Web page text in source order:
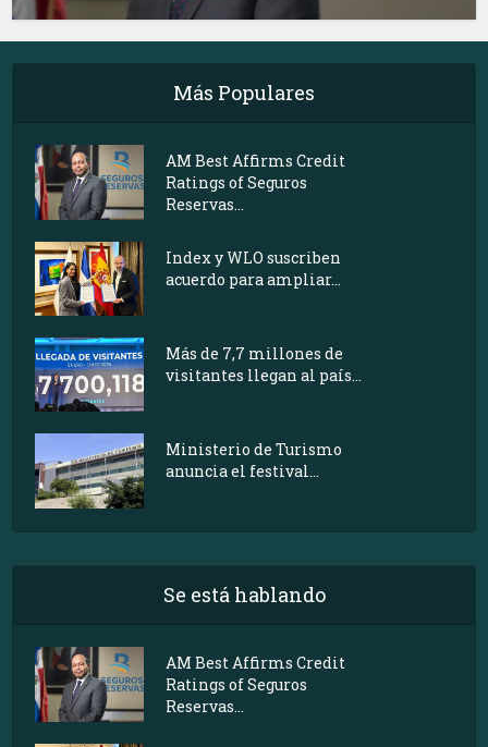
Más Populares
AM Best Affirms Credit
Ratings of Seguros
Reservas...
Index y WLO suscriben
acuerdo para ampliar...
Más de 7,7 millones de
visitantes llegan al país...
Ministerio de Turismo
anuncia el festival...
Se está hablando
AM Best Affirms Credit
Ratings of Seguros
Reservas...